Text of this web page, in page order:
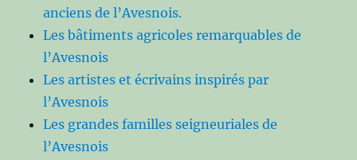
anciens de l’Avesnois.
Les bâtiments agricoles remarquables de
l’Avesnois
Les artistes et écrivains inspirés par
l’Avesnois
Les grandes familles seigneuriales de
l’Avesnois